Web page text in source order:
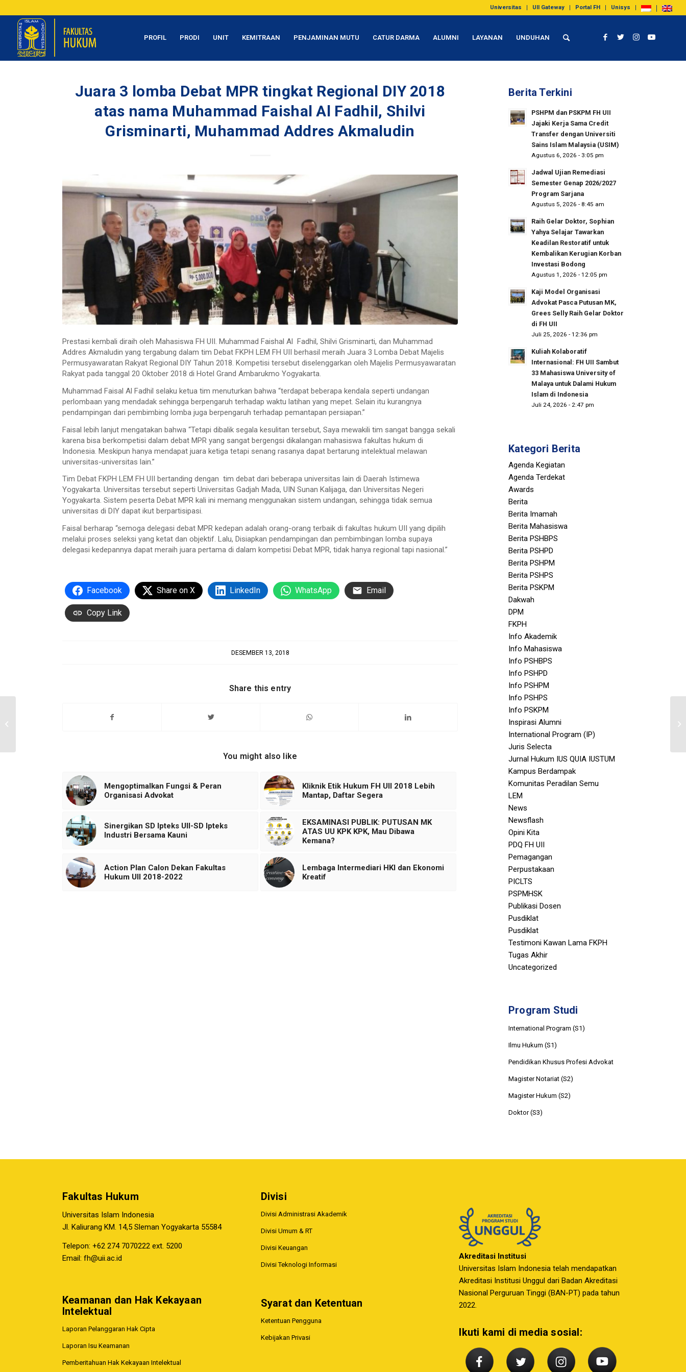
Universitas UII Gateway Portal FH Unisys
PROFIL PRODI UNIT KEMITRAAN PENJAMINAN MUTU CATUR DARMA ALUMNI LAYANAN UNDUHAN
Juara 3 lomba Debat MPR tingkat Regional DIY 2018
atas nama Muhammad Faishal Al Fadhil, Shilvi
Grisminarti, Muhammad Addres Akmaludin
Prestasi kembali diraih oleh Mahasiswa FH UII. Muhammad Faishal Al Fadhil, Shilvi Grisminarti, dan Muhammad
Addres Akmaludin yang tergabung dalam tim Debat FKPH LEM FH UII berhasil meraih Juara 3 Lomba Debat Majelis
Permusyawaratan Rakyat Regional DIY Tahun 2018. Kompetisi tersebut diselenggarkan oleh Majelis Permusyawaratan
Rakyat pada tanggal 20 Oktober 2018 di Hotel Grand Ambarukmo Yogyakarta.
Muhammad Faisal Al Fadhil selaku ketua tim menuturkan bahwa “terdapat beberapa kendala seperti undangan
perlombaan yang mendadak sehingga berpengaruh terhadap waktu latihan yang mepet. Selain itu kurangnya
pendampingan dari pembimbing lomba juga berpengaruh terhadap pemantapan persiapan.”
Faisal lebih lanjut mengatakan bahwa “Tetapi dibalik segala kesulitan tersebut, Saya mewakili tim sangat bangga sekali
karena bisa berkompetisi dalam debat MPR yang sangat bergengsi dikalangan mahasiswa fakultas hukum di
Indonesia. Meskipun hanya mendapat juara ketiga tetapi senang rasanya dapat bertarung intelektual melawan
universitas-universitas lain.”
Tim Debat FKPH LEM FH UII bertanding dengan tim debat dari beberapa universitas lain di Daerah Istimewa
Yogyakarta. Universitas tersebut seperti Universitas Gadjah Mada, UIN Sunan Kalijaga, dan Universitas Negeri
Yogyakarta. Sistem peserta Debat MPR kali ini memang menggunakan sistem undangan, sehingga tidak semua
universitas di DIY dapat ikut berpartisipasi.
Faisal berharap “semoga delegasi debat MPR kedepan adalah orang-orang terbaik di fakultas hukum UII yang dipilih
melalui proses seleksi yang ketat dan objektif. Lalu, Disiapkan pendampingan dan pembimbingan lomba supaya
delegasi kedepannya dapat meraih juara pertama di dalam kompetisi Debat MPR, tidak hanya regional tapi nasional.”
Facebook Share on X LinkedIn WhatsApp Email
Copy Link
DESEMBER 13, 2018
Share this entry
You might also like
Mengoptimalkan Fungsi & Peran
Organisasi Advokat
Kliknik Etik Hukum FH UII 2018 Lebih
Mantap, Daftar Segera
Sinergikan SD Ipteks UII-SD Ipteks
Industri Bersama Kauni
EKSAMINASI PUBLIK: PUTUSAN MK
ATAS UU KPK KPK, Mau Dibawa
Kemana?
Action Plan Calon Dekan Fakultas
Hukum UII 2018-2022
Lembaga Intermediari HKI dan Ekonomi
Kreatif
Berita Terkini
PSHPM dan PSKPM FH UII
Jajaki Kerja Sama Credit
Transfer dengan Universiti
Sains Islam Malaysia (USIM)
Agustus 6, 2026 - 3:05 pm
Jadwal Ujian Remediasi
Semester Genap 2026/2027
Program Sarjana
Agustus 5, 2026 - 8:45 am
Raih Gelar Doktor, Sophian
Yahya Selajar Tawarkan
Keadilan Restoratif untuk
Kembalikan Kerugian Korban
Investasi Bodong
Agustus 1, 2026 - 12:05 pm
Kaji Model Organisasi
Advokat Pasca Putusan MK,
Grees Selly Raih Gelar Doktor
di FH UII
Juli 25, 2026 - 12:36 pm
Kuliah Kolaboratif
Internasional: FH UII Sambut
33 Mahasiswa University of
Malaya untuk Dalami Hukum
Islam di Indonesia
Juli 24, 2026 - 2:47 pm
Kategori Berita
Agenda Kegiatan
Agenda Terdekat
Awards
Berita
Berita Imamah
Berita Mahasiswa
Berita PSHBPS
Berita PSHPD
Berita PSHPM
Berita PSHPS
Berita PSKPM
Dakwah
DPM
FKPH
Info Akademik
Info Mahasiswa
Info PSHBPS
Info PSHPD
Info PSHPM
Info PSHPS
Info PSKPM
Inspirasi Alumni
International Program (IP)
Juris Selecta
Jurnal Hukum IUS QUIA IUSTUM
Kampus Berdampak
Komunitas Peradilan Semu
LEM
News
Newsflash
Opini Kita
PDQ FH UII
Pemagangan
Perpustakaan
PICLTS
PSPMHSK
Publikasi Dosen
Pusdiklat
Pusdiklat
Testimoni Kawan Lama FKPH
Tugas Akhir
Uncategorized
Program Studi
International Program (S1)
Ilmu Hukum (S1)
Pendidikan Khusus Profesi Advokat
Magister Notariat (S2)
Magister Hukum (S2)
Doktor (S3)
Fakultas Hukum
Universitas Islam Indonesia
Jl. Kaliurang KM. 14,5 Sleman Yogyakarta 55584
Telepon: +62 274 7070222 ext. 5200
Email: fh@uii.ac.id
Keamanan dan Hak Kekayaan
Intelektual
Laporan Pelanggaran Hak Cipta
Laporan Isu Keamanan
Pemberitahuan Hak Kekayaan Intelektual
Divisi
Divisi Administrasi Akademik
Divisi Umum & RT
Divisi Keuangan
Divisi Teknologi Informasi
Syarat dan Ketentuan
Ketentuan Pengguna
Kebijakan Privasi
Akreditasi Institusi
Universitas Islam Indonesia telah mendapatkan
Akreditasi Institusi Unggul dari Badan Akreditasi
Nasional Perguruan Tinggi (BAN-PT) pada tahun
2022.
Ikuti kami di media sosial: